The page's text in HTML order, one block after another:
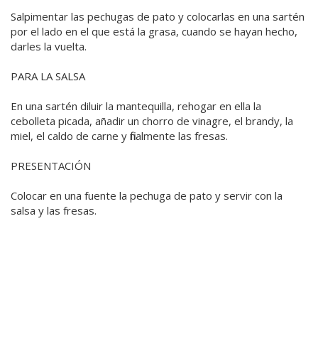
Salpimentar las pechugas de pato y colocarlas en una sartén
por el lado en el que está la grasa, cuando se hayan hecho,
darles la vuelta.
PARA LA SALSA
En una sartén diluir la mantequilla, rehogar en ella la
cebolleta picada, añadir un chorro de vinagre, el brandy, la
miel, el caldo de carne y finalmente las fresas.
PRESENTACIÓN
Colocar en una fuente la pechuga de pato y servir con la
salsa y las fresas.